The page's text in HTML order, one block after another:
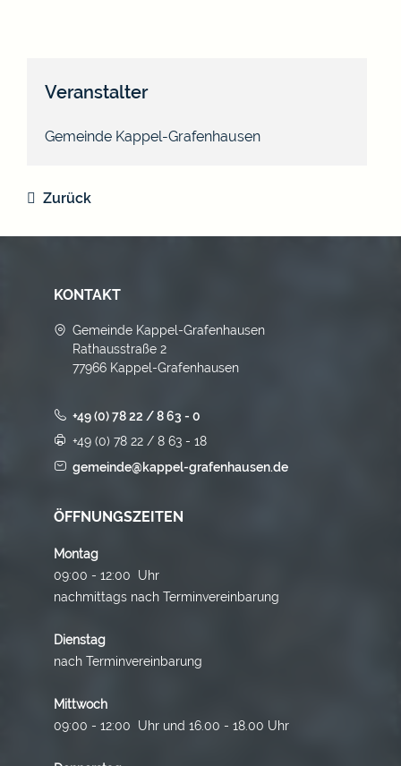
Veranstalter
Gemeinde Kappel-Grafenhausen
Zurück
KONTAKT
Gemeinde Kappel-Grafenhausen
Rathausstraße 2
77966 Kappel-Grafenhausen
+49 (0) 78 22 / 8 63 - 0
+49 (0) 78 22 / 8 63 - 18
gemeinde@kappel-grafenhausen.de
ÖFFNUNGSZEITEN
Montag
09:00 - 12:00 Uhr
nachmittags nach Terminvereinbarung
Dienstag
nach Terminvereinbarung
Mittwoch
09:00 - 12:00 Uhr und 16.00 - 18.00 Uhr